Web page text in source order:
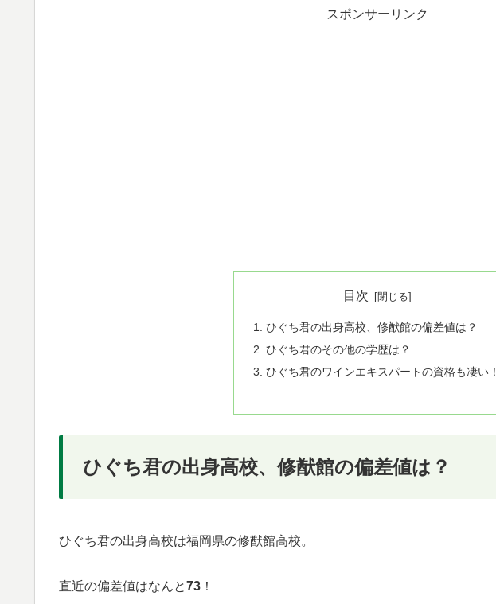
スポンサーリンク
目次
ひぐち君の出身高校、修猷館の偏差値は？
ひぐち君のその他の学歴は？
ひぐち君のワインエキスパートの資格も凄い！
ひぐち君の出身高校、修猷館の偏差値は？
ひぐち君の出身高校は福岡県の修猷館高校。
直近の偏差値はなんと73 ！